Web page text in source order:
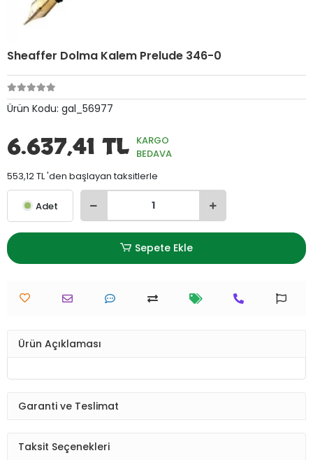
Sheaffer Dolma Kalem Prelude 346-0
Ürün Kodu: gal_56977
6.637,41 TL KARGO
BEDAVA
553,12 TL 'den başlayan taksitlerle
Adet
Sepete Ekle
Ürün Açıklaması
Garanti ve Teslimat
Taksit Seçenekleri